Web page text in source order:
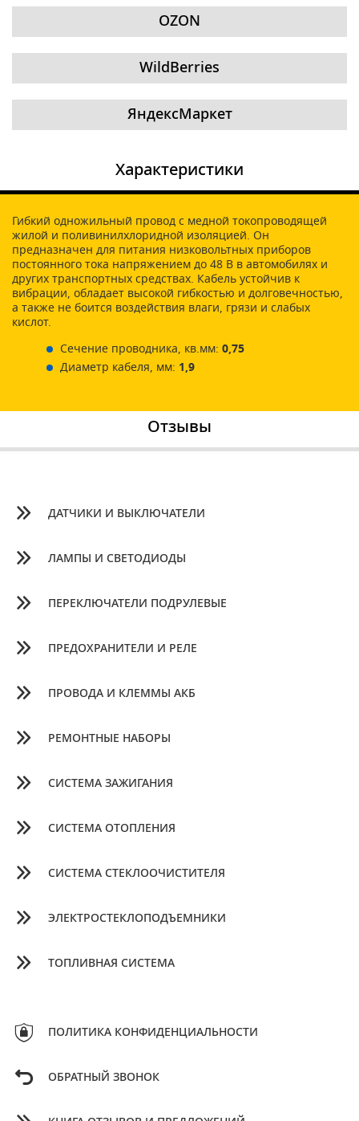
OZON
WildBerries
ЯндексМаркет
Характеристики
Гибкий одножильный провод с медной токопроводящей
жилой и поливинилхлоридной изоляцией. Он
предназначен для питания низковольтных приборов
постоянного тока напряжением до 48 В в автомобилях и
других транспортных средствах. Кабель устойчив к
вибрации, обладает высокой гибкостью и долговечностью,
а также не боится воздействия влаги, грязи и слабых
кислот.
Сечение проводника, кв.мм: 0,75
Диаметр кабеля, мм: 1,9
Отзывы
ДАТЧИКИ И ВЫКЛЮЧАТЕЛИ
ЛАМПЫ И СВЕТОДИОДЫ
ПЕРЕКЛЮЧАТЕЛИ ПОДРУЛЕВЫЕ
ПРЕДОХРАНИТЕЛИ И РЕЛЕ
ПРОВОДА И КЛЕММЫ АКБ
РЕМОНТНЫЕ НАБОРЫ
СИСТЕМА ЗАЖИГАНИЯ
СИСТЕМА ОТОПЛЕНИЯ
СИСТЕМА СТЕКЛООЧИСТИТЕЛЯ
ЭЛЕКТРОСТЕКЛОПОДЪЕМНИКИ
ТОПЛИВНАЯ СИСТЕМА
ПОЛИТИКА КОНФИДЕНЦИАЛЬНОСТИ
ОБРАТНЫЙ ЗВОНОК